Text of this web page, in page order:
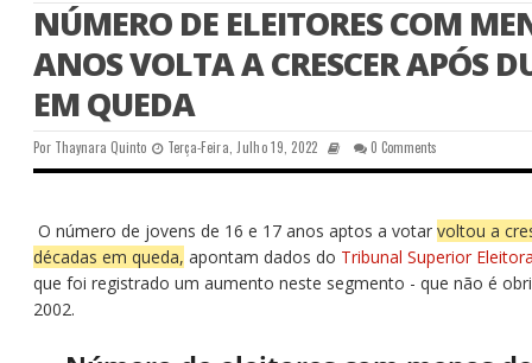
NÚMERO DE ELEITORES COM
ANOS VOLTA A CRESCER APÓS
EM QUEDA
Por Thaynara Quinto Terça-Feira, Julho 19, 2022 0 Comments
O número de jovens de 16 e 17 anos aptos a votar voltou a
décadas em queda, apontam dados do Tribunal Superior
que foi registrado um aumento neste segmento - que não é
2002.